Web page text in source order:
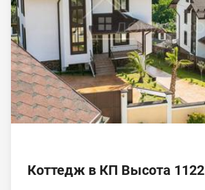
Коттедж в КП Высота 1122